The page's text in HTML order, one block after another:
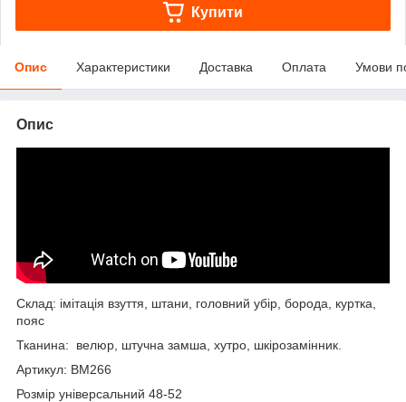
Купити
Опис Характеристики Доставка Оплата Умови
Опис
Склад: імітація взуття, штани, головний убір, борода, куртка,
пояс
Тканина: велюр, штучна замша, хутро, шкірозамінник.
Артикул: ВМ266
Розмір універсальний 48-52